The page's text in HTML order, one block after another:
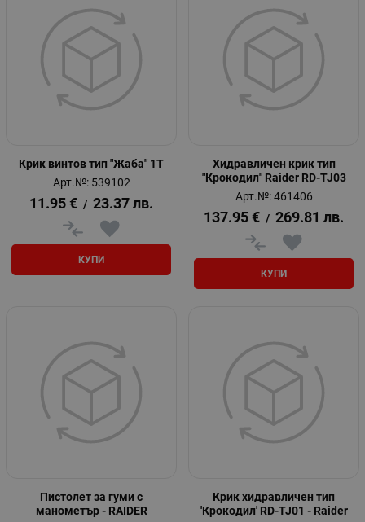
Крик винтов тип "Жаба" 1Т
Арт.№: 539102
11.95 € / 23.37 лв.
КУПИ
Хидравличен крик тип
"Крокодил" Raider RD-TJ03
Арт.№: 461406
137.95 € / 269.81 лв.
КУПИ
Пистолет за гуми с
манометър - RAIDER
Крик хидравличен тип
'Крокодил' RD-TJ01 - Raider